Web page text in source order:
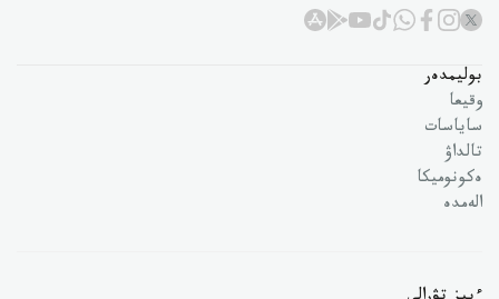
بوليمدەر
وقيعا
ساياسات
تالداۋ
ەكونوميكا
الەمدە